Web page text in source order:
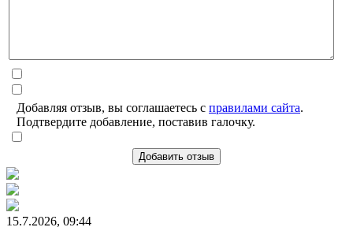
Добавляя отзыв, вы соглашаетесь с правилами сайта.
Подтвердите добавление, поставив галочку.
Добавить отзыв
15.7.2026, 09:44